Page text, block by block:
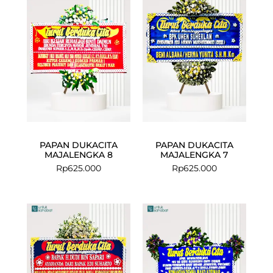
PAPAN DUKACITA
MAJALENGKA 8
Rp625.000
PAPAN DUKACITA
MAJALENGKA 7
Rp625.000